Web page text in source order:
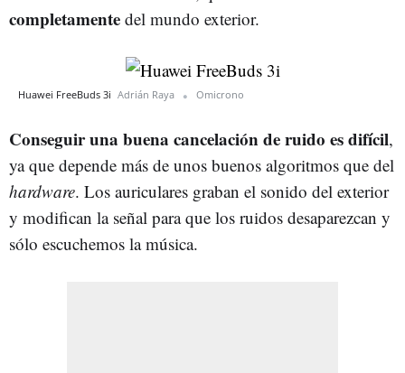
completamente del mundo exterior.
Huawei FreeBuds 3i Adrián Raya Omicrono
Conseguir una buena cancelación de ruido es difícil,
ya que depende más de unos buenos algoritmos que del
hardware. Los auriculares graban el sonido del exterior
y modifican la señal para que los ruidos desaparezcan y
sólo escuchemos la música.